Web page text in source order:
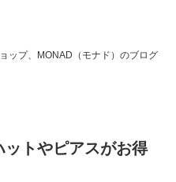
ップ、MONAD（モナド）のブログ
トやピアスがお得